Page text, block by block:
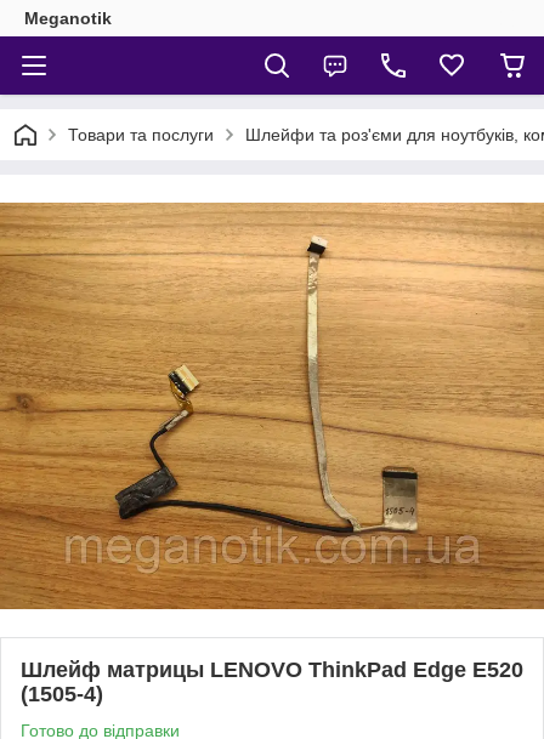
Meganotik
Товари та послуги Шлейфи та роз'єми для ноутбуків,
Шлейф матрицы LENOVO ThinkPad Edge E520
(1505-4)
Готово до відправки